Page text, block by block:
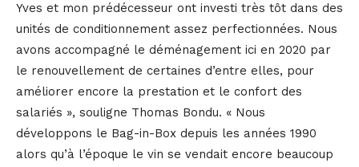
Yves et mon prédécesseur ont investi très tôt dans des
unités de conditionnement assez perfectionnées. Nous
avons accompagné le déménagement ici en 2020 par
le renouvellement de certaines d’entre elles, pour
améliorer encore la prestation et le confort des
salariés », souligne Thomas Bondu. « Nous
développons le Bag-in-Box depuis les années 1990
alors qu’à l’époque le vin se vendait encore beaucoup